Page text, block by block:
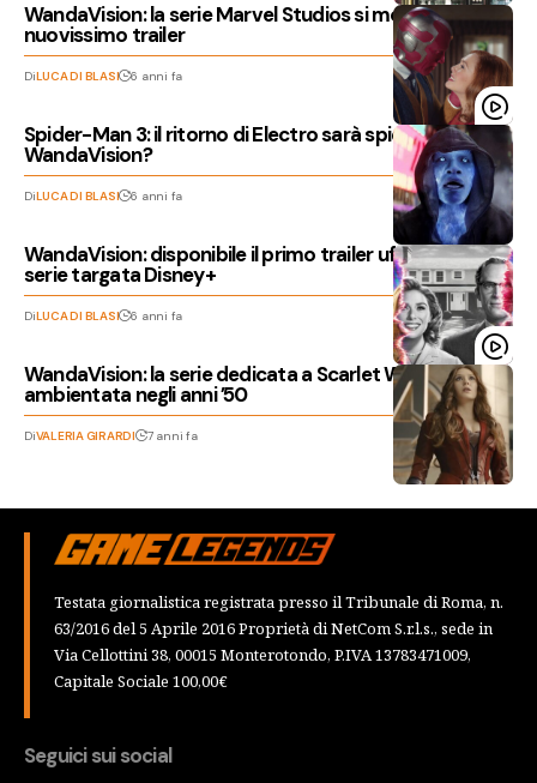
WandaVision: la serie Marvel Studios si mostra in un
nuovissimo trailer
DiLUCA DI BLASI 6 anni fa
Spider-Man 3: il ritorno di Electro sarà spiegato in
WandaVision?
DiLUCA DI BLASI 6 anni fa
WandaVision: disponibile il primo trailer ufficiale della
serie targata Disney+
DiLUCA DI BLASI 6 anni fa
WandaVision: la serie dedicata a Scarlet Witch sarà
ambientata negli anni ’50
DiVALERIA GIRARDI 7 anni fa
Testata giornalistica registrata presso il Tribunale di Roma, n.
63/2016 del 5 Aprile 2016 Proprietà di NetCom S.r.l.s., sede in
Via Cellottini 38, 00015 Monterotondo, P.IVA 13783471009,
Capitale Sociale 100,00€
Seguici sui social